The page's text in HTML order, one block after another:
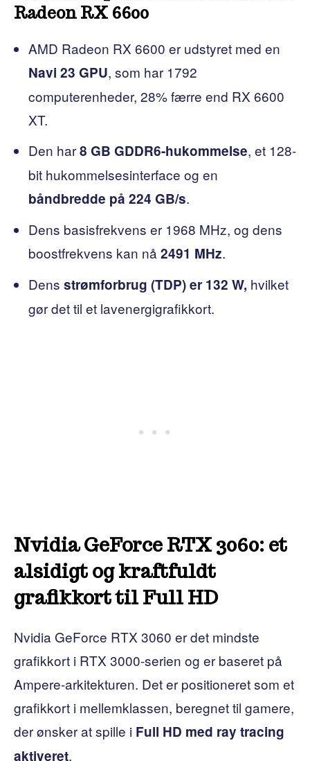
Radeon RX 6600
AMD Radeon RX 6600 er udstyret med en
Navi 23 GPU, som har 1792
computerenheder, 28% færre end RX 6600
XT.
Den har8 GB GDDR6-hukommelse, et 128-
bit hukommelsesinterface og en
båndbredde på 224 GB/s.
Dens basisfrekvens er 1968 MHz, og dens
boostfrekvens kan nå 2491 MHz.
Dens strømforbrug (TDP) er 132 W, hvilket
gør det til et lavenergigrafikkort.
Nvidia GeForce RTX 3060: et
alsidigt og kraftfuldt
grafikkort til Full HD
Nvidia GeForce RTX 3060 er det mindste
grafikkort i RTX 3000-serien og er baseret på
Ampere-arkitekturen. Det er positioneret som et
grafikkort i mellemklassen, beregnet til gamere,
der ønsker at spille i Full HD med ray tracing
aktiveret.